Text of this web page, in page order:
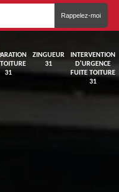
31
ZINGUEUR
31
INTERVENTION
D'URGENCE
FUITE TOITURE
31